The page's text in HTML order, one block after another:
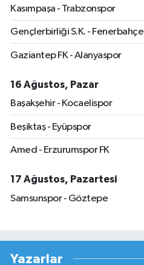
Kasımpaşa - Trabzonspor
Gençlerbirliği S.K. - Fenerbahçe
Gaziantep FK - Alanyaspor
16 Ağustos, Pazar
Başakşehir - Kocaelispor
Beşiktaş - Eyüpspor
Amed - Erzurumspor FK
17 Ağustos, Pazartesi
Samsunspor - Göztepe
Yazarlar